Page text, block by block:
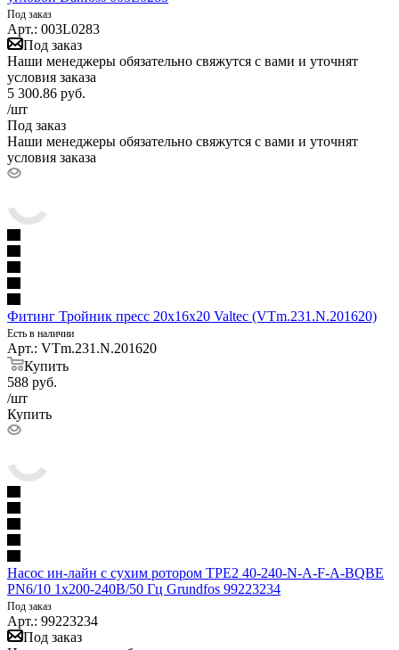
Под заказ
Арт.: 003L0283
Под заказ
Наши менеджеры обязательно свяжутся с вами и уточнят
условия заказа
5 300.86 руб.
/шт
Под заказ
Наши менеджеры обязательно свяжутся с вами и уточнят
условия заказа
Фитинг Тройник пресс 20х16х20 Valtec (VTm.231.N.201620)
Есть в наличии
Арт.: VTm.231.N.201620
Купить
588 руб.
/шт
Купить
Насос ин-лайн с сухим ротором TPE2 40-240-N-A-F-A-BQBE
PN6/10 1х200-240В/50 Гц Grundfos 99223234
Под заказ
Арт.: 99223234
Под заказ